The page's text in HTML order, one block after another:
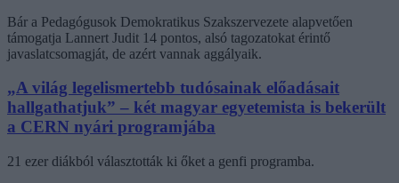
Bár a Pedagógusok Demokratikus Szakszervezete alapvetően
támogatja Lannert Judit 14 pontos, alsó tagozatokat érintő
javaslatcsomagját, de azért vannak aggályaik.
„A világ legelismertebb tudósainak előadásait
hallgathatjuk” – két magyar egyetemista is bekerült
a CERN nyári programjába
21 ezer diákból választották ki őket a genfi programba.